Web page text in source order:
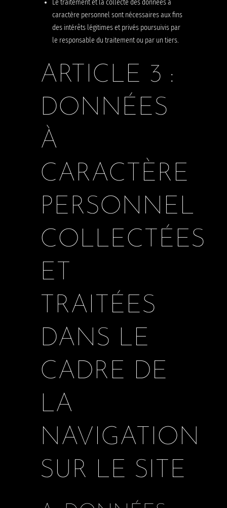
Le traitement et la collecte des données à
caractère personnel sont nécessaires aux fins
des intérêts légitimes et privés poursuivis par
le responsable du traitement ou par un tiers.
ARTICLE 3 :
DONNÉES
À
CARACTÈRE
PERSONNEL
COLLECTÉES
ET
TRAITÉES
DANS LE
CADRE DE
LA
NAVIGATION
SUR LE SITE